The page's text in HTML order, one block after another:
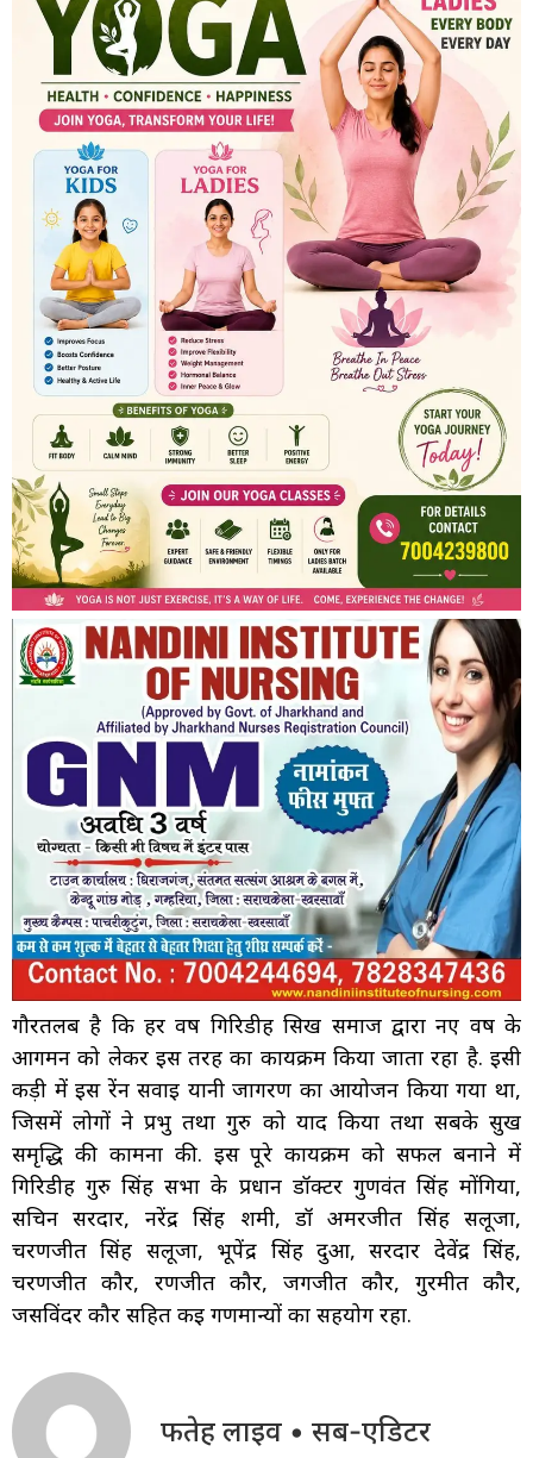
गौरतलब है कि हर वर्ष गिरिडीह सिख समाज द्वारा नए वर्ष के
आगमन को लेकर इस तरह का कार्यक्रम किया जाता रहा है. इसी
कड़ी में इस रेंन सवाई यानी जागरण का आयोजन किया गया था,
जिसमें लोगों ने प्रभु तथा गुरु को याद किया तथा सबके सुख
समृद्धि की कामना की. इस पूरे कार्यक्रम को सफल बनाने में
गिरिडीह गुरु सिंह सभा के प्रधान डॉक्टर गुणवंत सिंह मोंगिया,
सचिन सरदार, नरेंद्र सिंह शमी, डॉ अमरजीत सिंह सलूजा,
चरणजीत सिंह सलूजा, भूपेंद्र सिंह दुआ, सरदार देवेंद्र सिंह,
चरणजीत कौर, रणजीत कौर, जगजीत कौर, गुरमीत कौर,
जसविंदर कौर सहित कई गणमान्यों का सहयोग रहा.
फतेह लाइव • सब-एडिटर